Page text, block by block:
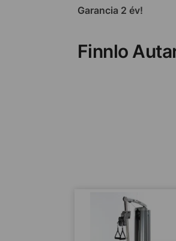
Garancia 2 év!
Finnlo